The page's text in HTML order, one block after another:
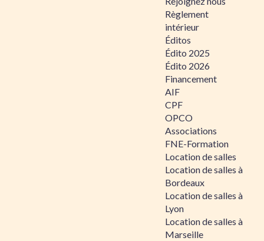
Règlement
intérieur
Éditos
Édito 2025
Édito 2026
Financement
AIF
CPF
OPCO
Associations
FNE-Formation
Location de salles
Location de salles à
Bordeaux
Location de salles à
Lyon
Location de salles à
Marseille